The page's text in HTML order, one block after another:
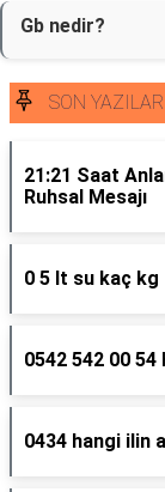
Gb nedir?
SON YAZILAR
21:21 Saat
Ruhsal Mesajı
0 5 lt su kaç kg
0542 542 00
0434 hangi ilin